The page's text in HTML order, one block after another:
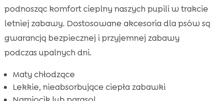
podnosząc komfort cieplny naszych pupili w trakcie
letniej zabawy. Dostosowane akcesoria dla psów są
gwarancją bezpiecznej i przyjemnej zabawy
podczas upalnych dni.
Maty chłodzące
Lekkie, nieabsorbujące ciepła zabawki